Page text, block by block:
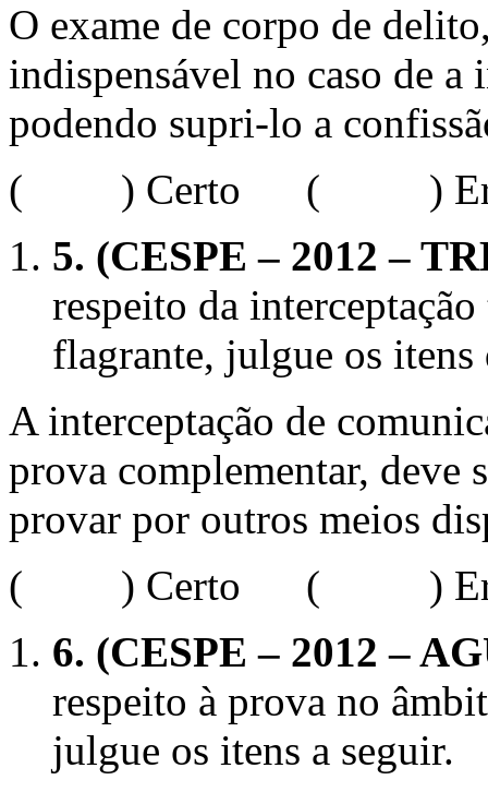
O exame de corpo de
indispensável no caso de
podendo supri-lo a
( ) Certo ( )
5. (CESPE – 2012 –
respeito da
flagrante, julgue os itens
A interceptação de
prova complementar, deve
provar por outros meios
( ) Certo ( )
6. (CESPE – 2012 –
respeito à prova no
julgue os itens a seguir.